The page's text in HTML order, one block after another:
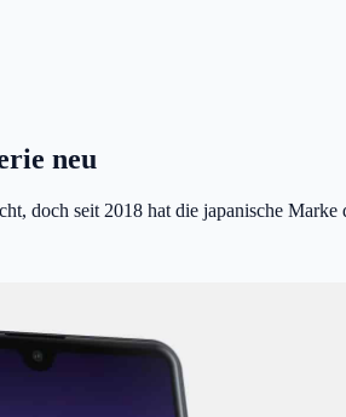
neu
doch seit 2018 hat die japanische Marke